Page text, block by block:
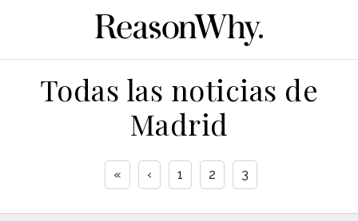
Todas las noticias de
Madrid
« ‹ 1 2 3